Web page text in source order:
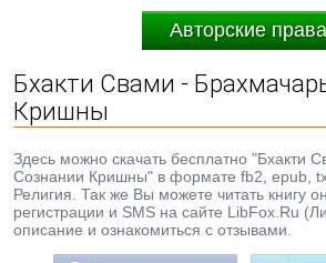
Авторские права
Бхакти Свами -
Кришны
Здесь можно скачать бесплатно "Бхакти
Сознании Кришны" в формате fb2, epub,
Религия. Так же Вы можете читать книгу
регистрации и SMS на сайте LibFox.Ru
описание и ознакомиться с отзывами.